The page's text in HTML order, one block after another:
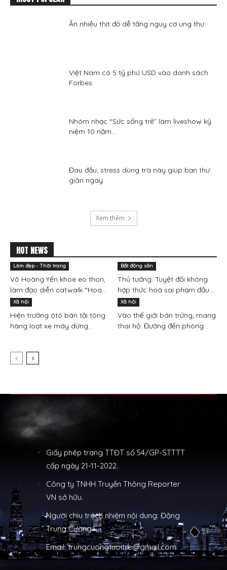
Ăn nhiều thịt đỏ dễ tăng nguy cơ ung thư
Việt Nam có 5 tỷ phú USD vào danh sách
Forbes
Nhóm nhạc “Sức sống trẻ” làm liveshow kỷ
niệm 10 năm...
Đau đầu, stress dùng trà này giúp bạn thư
giãn ngay
Xem thêm
HOT NEWS
Làm đẹp - Thời trang
Võ Hoàng Yến khoe eo thon,
làm đạo diễn catwalk “Hoa...
Bất động sản
Thủ tướng: Tuyệt đối không
hợp thức hoá sai phạm đầu...
Xã hội
Hiện trường ôtô bán tải tông
hàng loạt xe máy dừng...
Xã hội
Vào thế giới bán trứng, mang
thai hộ: Đường đến phòng...
Giấy phép trang TTĐT số 54/GP-STTTT
cấp ngày 21-11-2022.
Công ty TNHH Truyền Thông Reporter
VN sở hữu.
Người chịu trách nhiệm nội dung: Đặng
Trung Cường
Email: trungcuongtuoitre@gmail.com